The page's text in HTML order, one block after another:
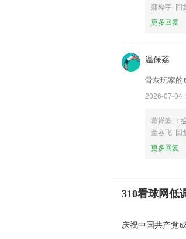
蒲桦宇 回
更多回复
温保荔
骨灰玩家的
2026-07-04
葛祥豪 ：
童容飞 回
更多回复
310看球网低
庆祝中国共产党